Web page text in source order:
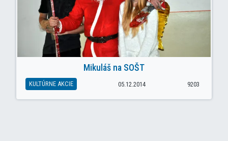
Mikuláš na SOŠT
KULTÚRNE AKCIE 05.12.2014 9203